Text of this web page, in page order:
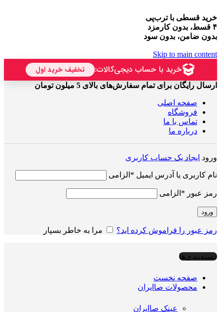
خرید قسطی با ترب‌پی
۴ قسط، بدون کارمزد
بدون ضامن، بدون سود
Skip to main content
ارسال رایگان برای تمام سفارش‌های بالای 5 میلون تومان
صفحه اصلی
فروشگاه
تماس با ما
درباره ما
ورود ایجاد یک حساب کاربری
نام کاربری یا آدرس ایمیل * الزامی
رمز عبور * الزامی
ورود
رمز عبور را فراموش کرده اید؟ مرا به خاطر بسپار
دسته‌بندی‌ها
صفحه نخست
محصولات صاایران
عینک صاایران